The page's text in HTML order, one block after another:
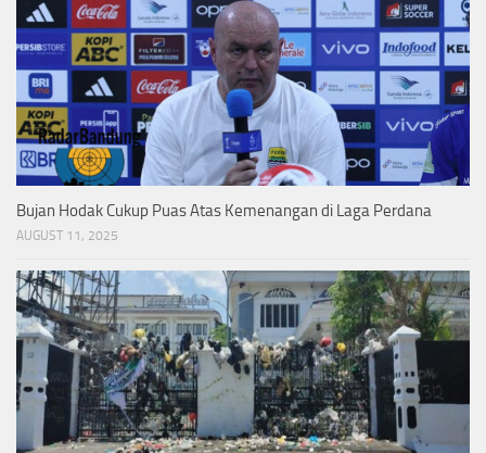
Bujan Hodak Cukup Puas Atas Kemenangan di Laga Perdana
AUGUST 11, 2025